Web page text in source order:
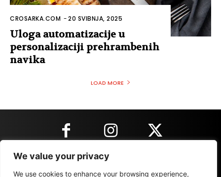
We value your privacy
We use cookies to enhance your browsing experience,
CROSARKA.COM -20 SVIBNJA, 2025
Uloga automatizacije u
personalizaciji prehrambenih
navika
LOAD MORE
KONTAKT INFORMACIJE